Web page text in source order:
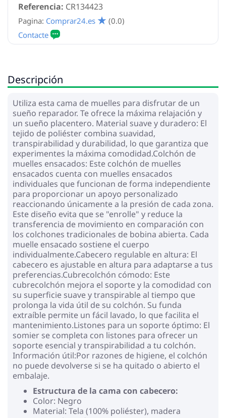
Referencia: CR134423
Pagina: Comprar24.es (0.0)
Descripción
Utiliza esta cama de muelles para disfrutar de un
sueño reparador. Te ofrece la máxima relajación y
un sueño placentero. Material suave y duradero: El
tejido de poliéster combina suavidad,
transpirabilidad y durabilidad, lo que garantiza que
experimentes la máxima comodidad.Colchón de
muelles ensacados: Este colchón de muelles
ensacados cuenta con muelles ensacados
individuales que funcionan de forma independiente
para proporcionar un apoyo personalizado
reaccionando únicamente a la presión de cada zona.
Este diseño evita que se "enrolle" y reduce la
transferencia de movimiento en comparación con
los colchones tradicionales de bobina abierta. Cada
muelle ensacado sostiene el cuerpo
individualmente.Cabecero regulable en altura: El
cabecero es ajustable en altura para adaptarse a tus
preferencias.Cubrecolchón cómodo: Este
cubrecolchón mejora el soporte y la comodidad con
su superficie suave y transpirable al tiempo que
prolonga la vida útil de su colchón. Su funda
extraíble permite un fácil lavado, lo que facilita el
mantenimiento.Listones para un soporte óptimo: El
somier se completa con listones para ofrecer un
soporte esencial y transpirabilidad a tu colchón.
Información útil:Por razones de higiene, el colchón
no puede devolverse si se ha quitado o abierto el
embalaje.
Estructura de la cama con cabecero:
Color: Negro
Material: Tela (100% poliéster), madera